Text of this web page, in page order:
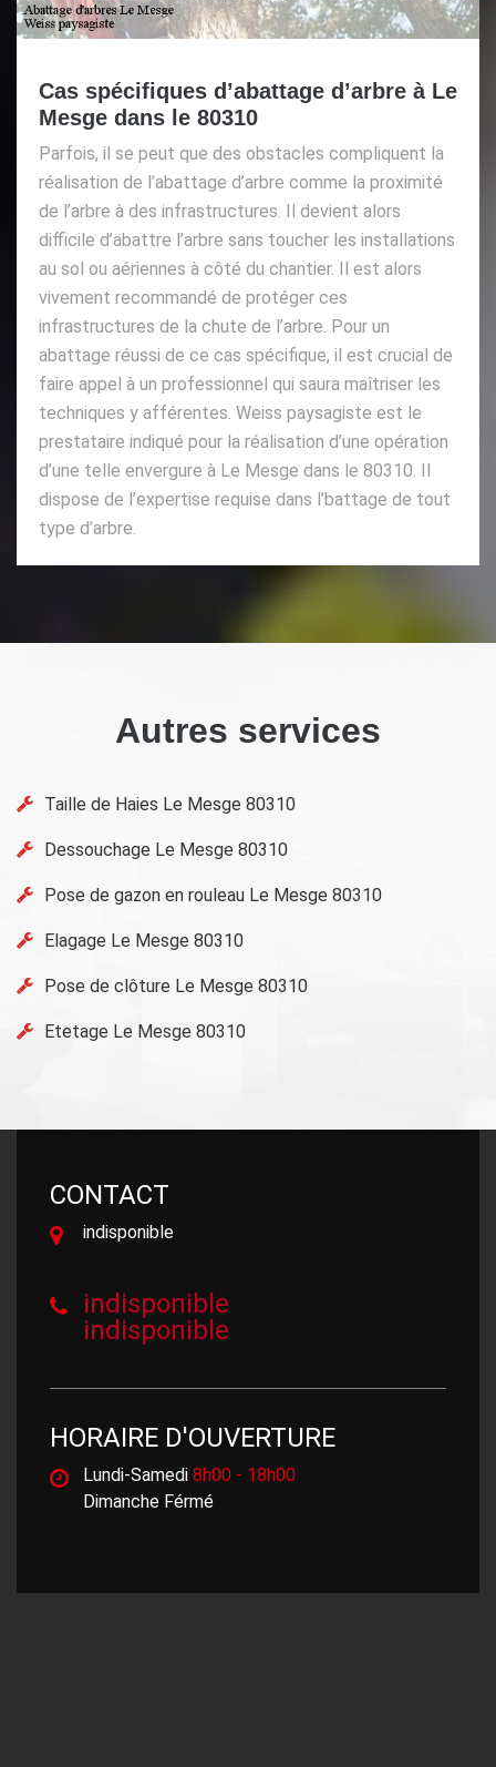
Cas spécifiques d’abattage d’arbre à Le
Mesge dans le 80310
Parfois, il se peut que des obstacles compliquent la
réalisation de l’abattage d’arbre comme la proximité
de l’arbre à des infrastructures. Il devient alors
difficile d’abattre l’arbre sans toucher les installations
au sol ou aériennes à côté du chantier. Il est alors
vivement recommandé de protéger ces
infrastructures de la chute de l’arbre. Pour un
abattage réussi de ce cas spécifique, il est crucial de
faire appel à un professionnel qui saura maîtriser les
techniques y afférentes. Weiss paysagiste est le
prestataire indiqué pour la réalisation d’une opération
d’une telle envergure à Le Mesge dans le 80310. Il
dispose de l’expertise requise dans l’battage de tout
type d’arbre.
Autres services
Taille de Haies Le Mesge 80310
Dessouchage Le Mesge 80310
Pose de gazon en rouleau Le Mesge 80310
Elagage Le Mesge 80310
Pose de clôture Le Mesge 80310
Etetage Le Mesge 80310
CONTACT
indisponible
indisponible
indisponible
HORAIRE D'OUVERTURE
Lundi-Samedi 8h00 - 18h00
Dimanche Férmé